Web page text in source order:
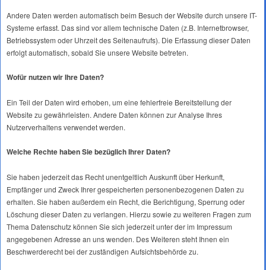
Andere Daten werden automatisch beim Besuch der Website durch unsere IT-
Systeme erfasst. Das sind vor allem technische Daten (z.B. Internetbrowser,
Betriebssystem oder Uhrzeit des Seitenaufrufs). Die Erfassung dieser Daten
erfolgt automatisch, sobald Sie unsere Website betreten.
Wofür nutzen wir Ihre Daten?
Ein Teil der Daten wird erhoben, um eine fehlerfreie Bereitstellung der
Website zu gewährleisten. Andere Daten können zur Analyse Ihres
Nutzerverhaltens verwendet werden.
Welche Rechte haben Sie bezüglich Ihrer Daten?
Sie haben jederzeit das Recht unentgeltlich Auskunft über Herkunft,
Empfänger und Zweck Ihrer gespeicherten personenbezogenen Daten zu
erhalten. Sie haben außerdem ein Recht, die Berichtigung, Sperrung oder
Löschung dieser Daten zu verlangen. Hierzu sowie zu weiteren Fragen zum
Thema Datenschutz können Sie sich jederzeit unter der im Impressum
angegebenen Adresse an uns wenden. Des Weiteren steht Ihnen ein
Beschwerderecht bei der zuständigen Aufsichtsbehörde zu.